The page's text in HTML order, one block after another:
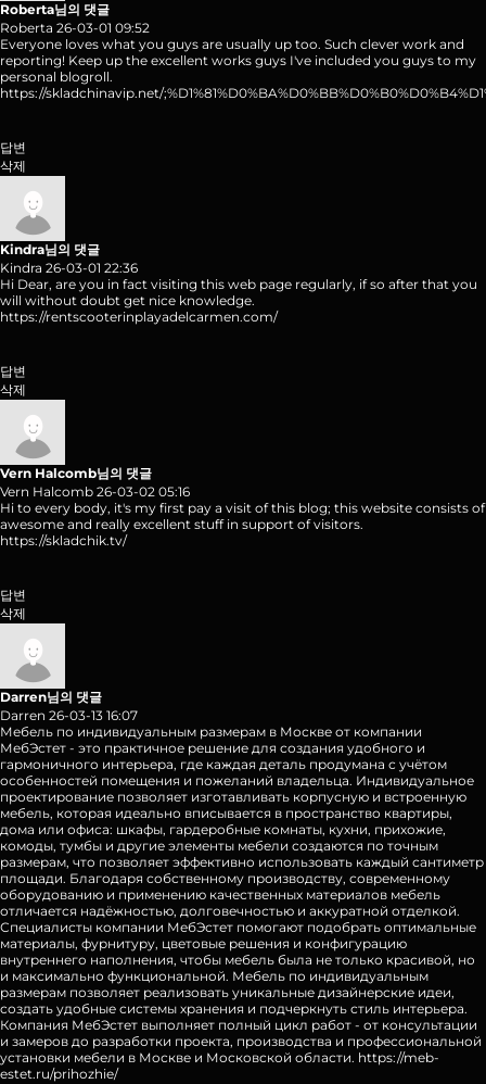
Roberta님의 댓글
Roberta 26-03-01 09:52
Everyone loves what you guys are usually up too. Such clever work and
reporting! Keep up the excellent works guys I've included you guys to my
personal blogroll.
https://skladchinavip.net/
답변
삭제
Kindra님의 댓글
Kindra 26-03-01 22:36
Hi Dear, are you in fact visiting this web page regularly, if so after that you
will without doubt get nice knowledge.
https://rentscooterinplayadelcarmen.com/
답변
삭제
Vern Halcomb님의 댓글
Vern Halcomb 26-03-02 05:16
Hi to every body, it's my first pay a visit of this blog; this website consists of
awesome and really excellent stuff in support of visitors.
https://skladchik.tv/
답변
삭제
Darren님의 댓글
Darren 26-03-13 16:07
Мебель по индивидуальным размерам в Москве от компании
МебЭстет - это практичное решение для создания удобного и
гармоничного интерьера, где каждая деталь продумана с учётом
особенностей помещения и пожеланий владельца. Индивидуальное
проектирование позволяет изготавливать корпусную и встроенную
мебель, которая идеально вписывается в пространство квартиры,
дома или офиса: шкафы, гардеробные комнаты, кухни, прихожие,
комоды, тумбы и другие элементы мебели создаются по точным
размерам, что позволяет эффективно использовать каждый сантиметр
площади. Благодаря собственному производству, современному
оборудованию и применению качественных материалов мебель
отличается надёжностью, долговечностью и аккуратной отделкой.
Специалисты компании МебЭстет помогают подобрать оптимальные
материалы, фурнитуру, цветовые решения и конфигурацию
внутреннего наполнения, чтобы мебель была не только красивой, но
и максимально функциональной. Мебель по индивидуальным
размерам позволяет реализовать уникальные дизайнерские идеи,
создать удобные системы хранения и подчеркнуть стиль интерьера.
Компания МебЭстет выполняет полный цикл работ - от консультации
и замеров до разработки проекта, производства и профессиональной
установки мебели в Москве и Московской области. https://meb-
estet.ru/prihozhie/